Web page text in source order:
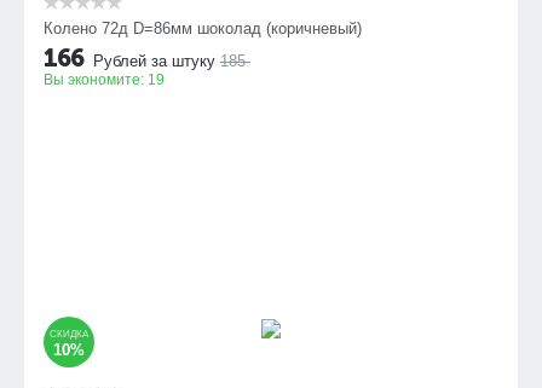
Колено 72д D=86мм шоколад (коричневый)
166 Рублей за штуку 185
Вы экономите: 19
СКИДКА
10%